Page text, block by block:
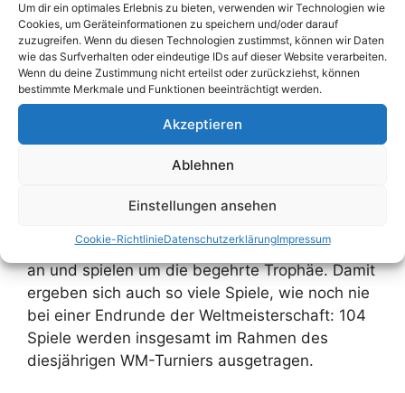
Um dir ein optimales Erlebnis zu bieten, verwenden wir Technologien wie
Cookies, um Geräteinformationen zu speichern und/oder darauf
zuzugreifen. Wenn du diesen Technologien zustimmst, können wir Daten
wie das Surfverhalten oder eindeutige IDs auf dieser Website verarbeiten.
Wenn du deine Zustimmung nicht erteilst oder zurückziehst, können
bestimmte Merkmale und Funktionen beeinträchtigt werden.
Akzeptieren
Ablehnen
Einstellungen ansehen
Cookie-RichtlinieDatenschutzerklärungImpressum
Das Jahr 2026 hat begonnen und damit auch
Weltmeisterschaft in drei Ländern statt: Mexiko,
wie nie zuvor, denn erstmals treten 48 Nationen
an und spielen um die begehrte Trophäe. Damit
ergeben sich auch so viele Spiele, wie noch nie
bei einer Endrunde der Weltmeisterschaft: 104
Spiele werden insgesamt im Rahmen des
diesjährigen WM-Turniers ausgetragen.